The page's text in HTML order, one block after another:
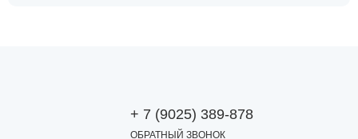
+ 7 (9025) 389-878
ОБРАТНЫЙ ЗВОНОК